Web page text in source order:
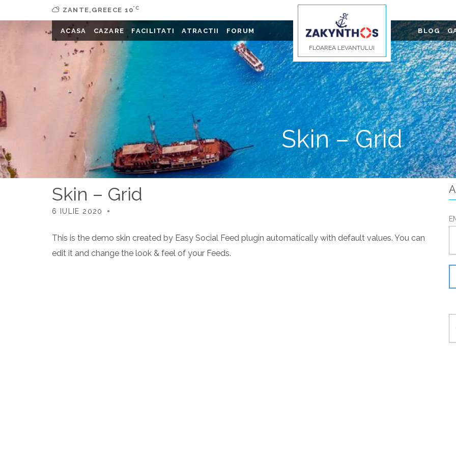
ZANTE,GREECE 10°C
ACASA CAZARE FACILITATI ATRACTII FORUM
FLOAREA LEVANTULUI
BLOG
Skin – Grid
Skin – Grid
6 IULIE 2020
This is the demo skin created by Easy Social Feed plugin automatically with default values. You can
edit it and change the look & feel of your Feeds.